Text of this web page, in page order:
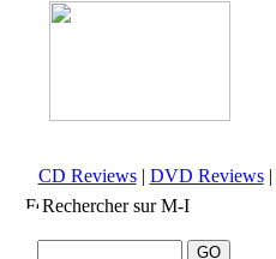
CD Reviews| DVD Reviews|
Rechercher sur M-I